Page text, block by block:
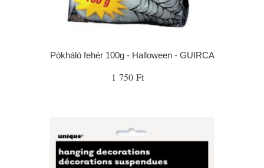
Pókháló fehér 100g - Halloween - GUIRCA
1 750 Ft